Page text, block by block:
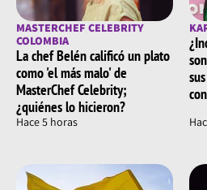
MASTERCHEF CELEBRITY
COLOMBIA
La chef Belén calificó un plato
como 'el más malo' de
MasterChef Celebrity;
¿quiénes lo hicieron?
Hace 5 horas